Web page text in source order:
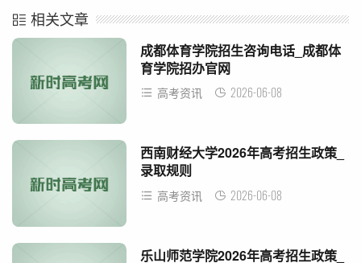
相关文章
成都体育学院招生咨询电话_成都体
育学院招办官网
高考资讯 2026-06-08
西南财经大学2026年高考招生政策_
录取规则
高考资讯 2026-06-08
乐山师范学院2026年高考招生政策_